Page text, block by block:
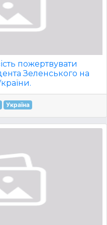
пожертвувати
Зеленського на
Україна